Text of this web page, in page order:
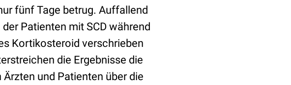
fünf Tage betrug. Auffallend
Patienten mit SCD während
Kortikosteroid verschrieben
die Ergebnisse die
und Patienten über die